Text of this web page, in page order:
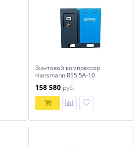
Винтовой компрессор
Hansmann RS5.5А-10
158 580 руб.